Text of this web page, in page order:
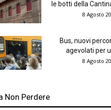
le botti della
8 Agosto
Bus, nuovi
agevolati per
8 Agosto
Non Perdere